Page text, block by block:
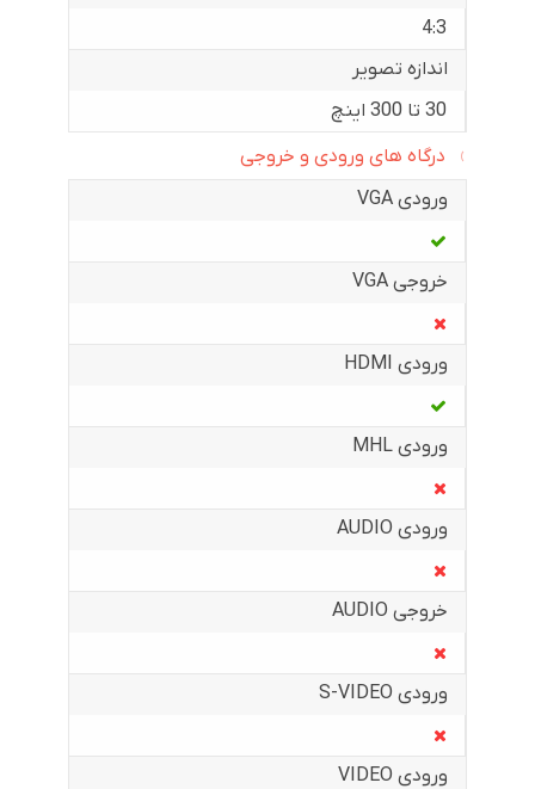
4:3
اندازه تصویر
30 تا 300 اینچ
درگاه های ورودی و خروجی
ورودی VGA
خروجی VGA
ورودی HDMI
ورودی MHL
ورودی AUDIO
خروجی AUDIO
ورودی S-VIDEO
ورودی VIDEO